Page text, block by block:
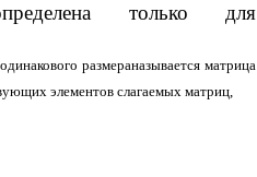
только для
одинакового размераназывается матрица
элементов слагаемых матриц,